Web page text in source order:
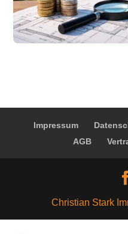
Impressum
AGB
Christian Stark